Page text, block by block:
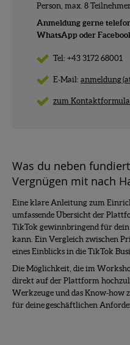
Person, max. 8
Anmeldung gerne
WhatsApp oder
Tel: +43 3172 68001
E-Mail: anmeldung
zum
Was du neben
Vergnügen mit nach
Eine klare Anleitung zum
umfassende Übersicht der
TikTok gewinnbringend für
kann. Ein Vergleich zwischen
eines Einblicks in die TikTok
Die Möglichkeit, die im
direkt auf der Plattform
Werkzeuge und das Know-
für deine geschäftlichen